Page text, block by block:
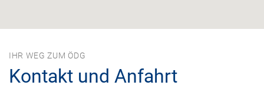
IHR WEG ZUM ÖDG
Kontakt und Anfahrt